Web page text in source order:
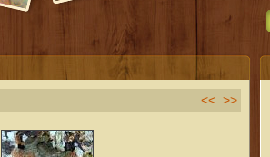
<< >>